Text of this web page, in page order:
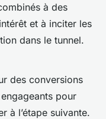
à des
et à inciter les
dans le tunnel.
des conversions
pour
à l’étape suivante.